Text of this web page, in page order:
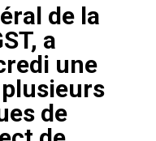
de la
a
une
de